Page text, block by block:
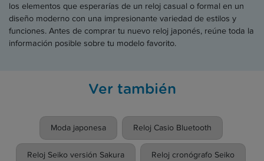
los elementos que esperarías de un reloj casual o formal en un
diseño moderno con una impresionante variedad de estilos y
funciones. Antes de comprar tu nuevo reloj japonés, reúne toda la
información posible sobre tu modelo favorito.
Ver también
Moda japonesa Reloj Casio Bluetooth
Reloj Seiko versión Sakura Reloj cronógrafo Seiko